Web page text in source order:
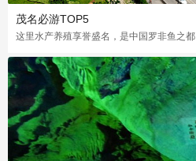
茂名必游TOP5
这里水产养殖享誉盛名，是中国罗非鱼之都